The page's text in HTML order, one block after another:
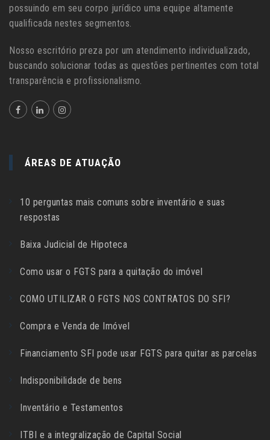
possuindo em seu corpo jurídico uma equipe altamente
qualificada nestes segmentos.
Nosso escritório preza por um atendimento individualizado,
buscando solucionar todas as questões pertinentes com total
transparência e profissionalismo.
ÁREAS DE ATUAÇÃO
10 perguntas mais comuns sobre inventário e suas
respostas
Baixa Judicial de Hipoteca
Como usar o FGTS para a quitação do imóvel
COMO UTILIZAR O FGTS NOS CONTRATOS DO SFI?
Compra e Venda de Imóvel
Financiamento SFI pode usar FGTS para quitar as parcelas
Indisponibilidade de bens
Inventário e Testamentos
ITBI e a integralização de Capital Social